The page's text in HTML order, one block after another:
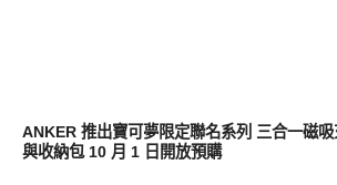
ANKER 推出寶可夢限定聯名系列 三合一磁
與收納包 10 月 1 日開放預購